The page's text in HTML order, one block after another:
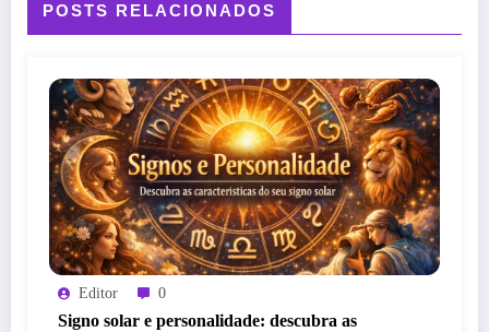
POSTS RELACIONADOS
Editor 0
Signo solar e personalidade: descubra as